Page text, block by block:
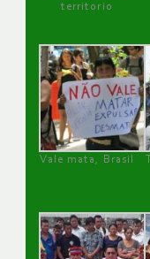
territorio
Vale mata, Brasil